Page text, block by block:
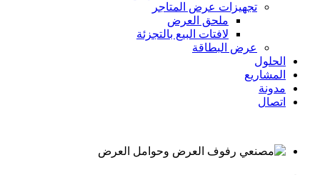
تجهيزات عرض المتاجر
ملحق العرض
لافتات البيع بالتجزئة
عرض البطاقة
الحلول
المشاريع
مدونة
اتصال